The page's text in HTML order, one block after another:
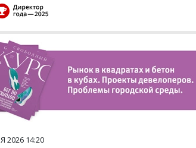
2026 14:20